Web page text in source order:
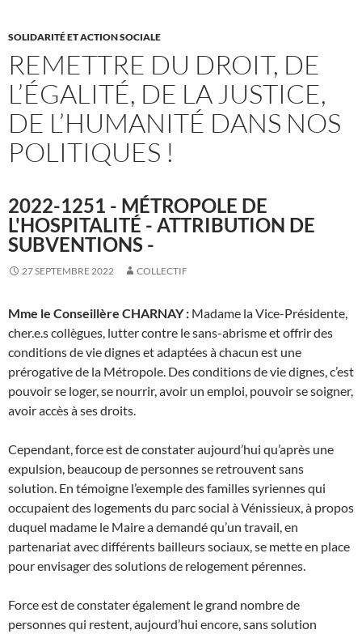
SOLIDARITÉ ET ACTION SOCIALE
REMETTRE DU DROIT, DE
L’ÉGALITÉ, DE LA JUSTICE,
DE L’HUMANITÉ DANS NOS
POLITIQUES !
2022-1251 - MÉTROPOLE DE
L'HOSPITALITÉ - ATTRIBUTION DE
SUBVENTIONS -
27 SEPTEMBRE 2022 COLLECTIF
Mme le Conseillère CHARNAY : Madame la Vice-Présidente,
cher.e.s collègues, lutter contre le sans-abrisme et offrir des
conditions de vie dignes et adaptées à chacun est une
prérogative de la Métropole. Des conditions de vie dignes, c’est
pouvoir se loger, se nourrir, avoir un emploi, pouvoir se soigner,
avoir accès à ses droits.
Cependant, force est de constater aujourd’hui qu’après une
expulsion, beaucoup de personnes se retrouvent sans
solution. En témoigne l’exemple des familles syriennes qui
occupaient des logements du parc social à Vénissieux, à propos
duquel madame le Maire a demandé qu’un travail, en
partenariat avec différents bailleurs sociaux, se mette en place
pour envisager des solutions de relogement pérennes.
Force est de constater également le grand nombre de
personnes qui restent, aujourd’hui encore, sans solution